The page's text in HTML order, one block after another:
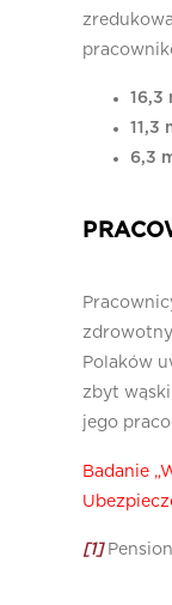
16,3
11,3
6,3
Polaków
zbyt
jego
Badanie
[1]